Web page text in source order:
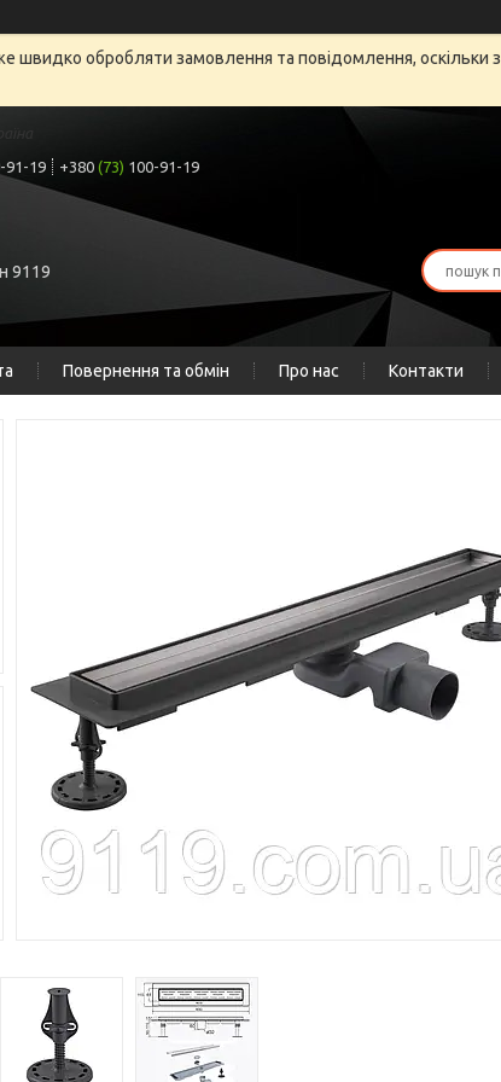
швидко обробляти замовлення та повідомлення, оскільки
91-19 +380 (73) 100-91-19
9119
Повернення та обмін Про нас Контакти